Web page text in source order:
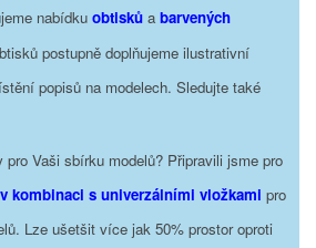
nabídku obtisků a barvených
postupně doplňujeme ilustrativní
popisů na modelech. Sledujte také
pro Vaši sbírku modelů? Připravili jsme pro
kombinaci s univerzálními vložkami pro
Lze ušetšit více jak 50% prostor oproti